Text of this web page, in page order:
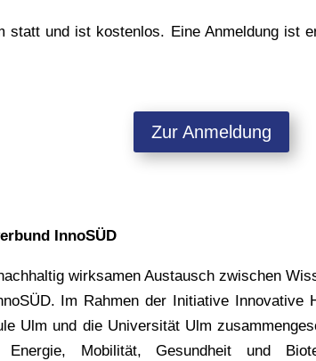
statt und ist kostenlos. Eine Anmeldung ist
Zur Anmeldung
InnoSÜD
wirksamen Austausch zwischen
Im Rahmen der Initiative Innovative
Ulm und die Universität Ulm
Mobilität, Gesundheit und